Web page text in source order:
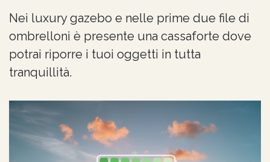
Nei luxury gazebo e nelle prime due file di
ombrelloni è presente una cassaforte dove
potrai riporre i tuoi oggetti in tutta
tranquillità.